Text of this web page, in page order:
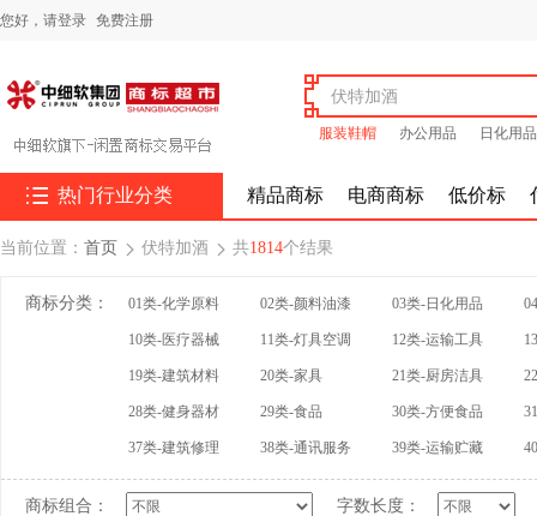
您好， 请登录 免费注册
服装鞋帽 办公用品 日化用品
 热门行业分类 精品商标 电商商标 低价标
当前位置： 首页  伏特加酒  共1814个结果
商标分类： 01类-化学原料 02类-颜料油漆 03类-日化用品
10类-医疗器械 11类-灯具空调 12类-运输工具
19类-建筑材料 20类-家具 21类-厨房洁具
28类-健身器材 29类-食品 30类-方便食品
37类-建筑修理 38类-通讯服务 39类-运输贮藏
商标组合： 字数长度：